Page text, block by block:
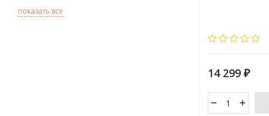
показать все
14 299 ₽